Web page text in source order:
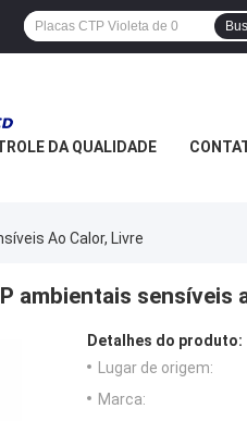
DA QUALIDADE
Ao Calor, Livre
ambientais sensíveis
Detalhes do produto:
Lugar de origem:
Marca: